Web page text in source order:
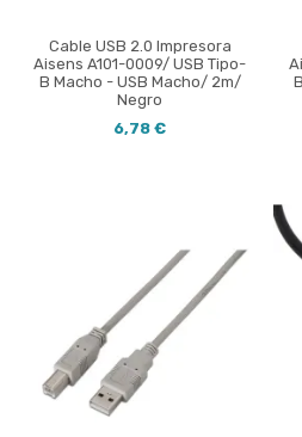
Cable USB 2.0 Impresora
Aisens A101-0009/ USB Tipo-
B Macho - USB Macho/ 2m/
Negro
6,78 €